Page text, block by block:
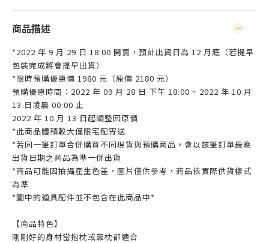
商品描述
*2022 年 9 月 29 日 18:00 開賣，預計出貨日為 12 月底（若提早
包裝完成將會提早出貨）
*限時預購優惠價 1980 元（原價 2180 元）
預購優惠時間：2022 年 09 月 28 日 下午 18:00 ~ 2022 年 10 月
13 日凌晨 00:00 止
2022 年 10 月 13 日起調整回原價
*此商品體積較大僅限宅配寄送
*若同一筆訂單合併購買不同現貨與預購商品，會以該筆訂單最晚
出貨日期之商品為準一併出貨
*商品可能因拍攝產生色差，圖片僅供參考，商品依實際供貨樣式
為準
*圖中的道具配件並不包含在此商品中*
【商品特色】
剛剛好的身材當抱枕或靠枕都適合